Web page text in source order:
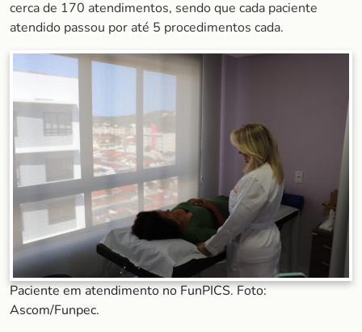
cerca de 170 atendimentos, sendo que cada paciente
atendido passou por até 5 procedimentos cada.
Paciente em atendimento no FunPICS. Foto:
Ascom/Funpec.